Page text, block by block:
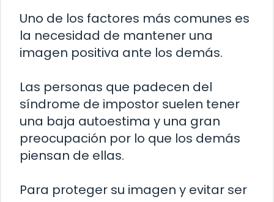
Uno de los factores más comunes es
la necesidad de mantener una
imagen positiva ante los demás.
Las personas que padecen del
síndrome de impostor suelen tener
una baja autoestima y una gran
preocupación por lo que los demás
piensan de ellas.
Para proteger su imagen y evitar ser